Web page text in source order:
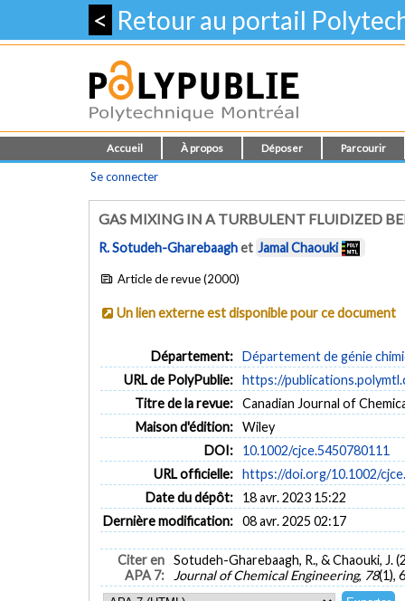
< Retour au portail
Accueil À propos Déposer Parcourir
Se connecter
GAS MIXING IN A TURBULENT FLUIDIZED
R. Sotudeh-Gharebaaghet Jamal Chaouki
Article de revue (2000)
Un lien externe est disponible pour ce document
Département: Département de génie
URL de PolyPublie: https://
Titre de la revue: Canadian Journal of
Maison d'édition: Wiley
DOI:
10.1002/cjce.5450780111
URL officielle: https://doi.org/10.1002/
Date du dépôt:
18 avr. 2023 15:22
Dernière modification: 08 avr. 2025 02:17
Citer en
APA 7:
Sotudeh-Gharebaagh, R., & Chaouki, J.
Journal of Chemical Engineering, 78(1),